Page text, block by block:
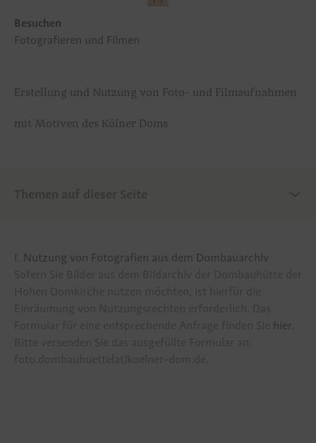
Domschatzkammer
Wichtige Hinweise
Sicherheitshinweis
Anfahrt
Besuchen
Fotografieren und Filmen
Erstellung und Nutzung von Foto- und Filmaufnahmen
mit Motiven des Kölner Doms
I. Nutzung von Fotografien aus dem Dombauarchiv
hier